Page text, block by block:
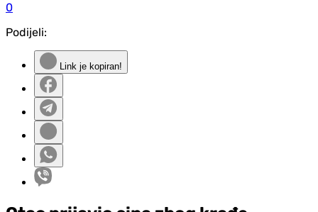
0
Podijeli:
Link je kopiran!